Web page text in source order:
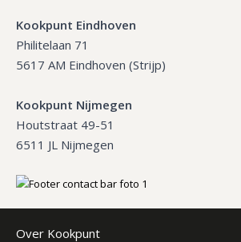
Kookpunt Eindhoven
Philitelaan 71
5617 AM Eindhoven (Strijp)
Kookpunt Nijmegen
Houtstraat 49-51
6511 JL Nijmegen
Over Kookpunt